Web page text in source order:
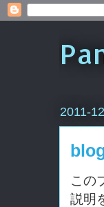
2011-
この
説明